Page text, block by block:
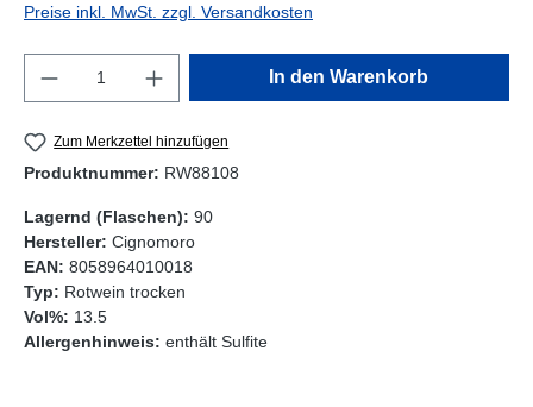
Preise inkl. MwSt. zzgl. Versandkosten
Produkt Anzahl: Gib den gewünschten
In den Warenkorb
Zum Merkzettel hinzufügen
Produktnummer: RW88108
Lagernd (Flaschen): 90
Hersteller: Cignomoro
EAN: 8058964010018
Typ: Rotwein trocken
Vol%: 13.5
Allergenhinweis: enthält Sulfite